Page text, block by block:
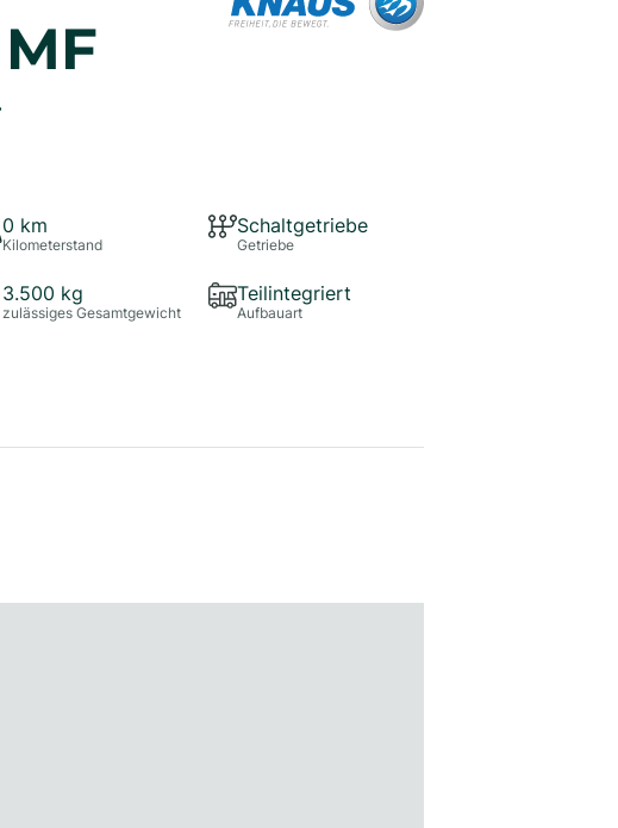
0 km
Kilometerstand
Schaltgetriebe
Getriebe
3.500 kg
zulässiges Gesamtgewicht
Teilintegriert
Aufbauart